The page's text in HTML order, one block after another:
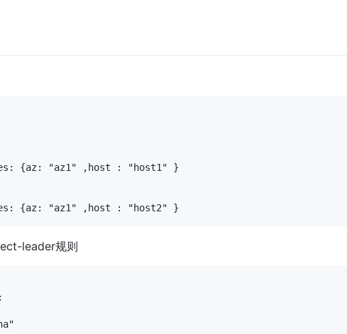
"az1" ,host : "host1" }
"az1" ,host : "host2" }
leader规则